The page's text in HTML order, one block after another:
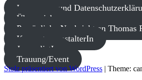
Impressum und
Über mich
Persönliche Nachricht an Thomas
KonzertveranstalterIn
JournalistIn
Trauung/Event
Stolz präsentiert von WordPress | Theme: